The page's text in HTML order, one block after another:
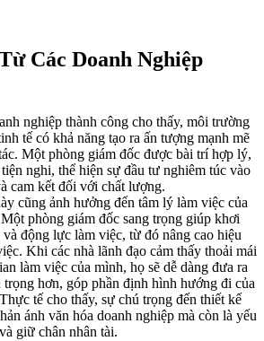
Các Doanh Nghiệp
nghiệp thành công cho thấy, môi trường
tế có khả năng tạo ra ấn tượng mạnh mẽ
Một phòng giám đốc được bài trí hợp lý,
nghi, thể hiện sự đầu tư nghiêm túc vào
cam kết đối với chất lượng.
cũng ảnh hưởng đến tâm lý làm việc của
phòng giám đốc sang trọng giúp khơi
động lực làm việc, từ đó nâng cao hiệu
Khi các nhà lãnh đạo cảm thấy thoải mái
làm việc của mình, họ sẽ dễ dàng đưa ra
hơn, góp phần định hình hướng đi của
tế cho thấy, sự chú trọng đến thiết kế
ánh văn hóa doanh nghiệp mà còn là yếu
giữ chân nhân tài.